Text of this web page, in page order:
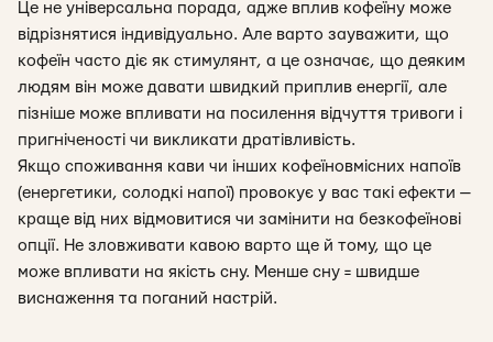
Це не універсальна порада, адже вплив кофеїну може
відрізнятися індивідуально. Але варто зауважити, що
кофеїн часто діє як стимулянт, а це означає, що деяким
людям він може давати швидкий приплив енергії, але
пізніше може впливати на посилення відчуття тривоги і
пригніченості чи викликати дратівливість.
Якщо споживання кави чи інших кофеїновмісних напоїв
(енергетики, солодкі напої) провокує у вас такі ефекти —
краще від них відмовитися чи замінити на безкофеїнові
опції. Не зловживати кавою варто ще й тому, що це
може впливати на якість сну. Менше сну = швидше
виснаження та поганий настрій.